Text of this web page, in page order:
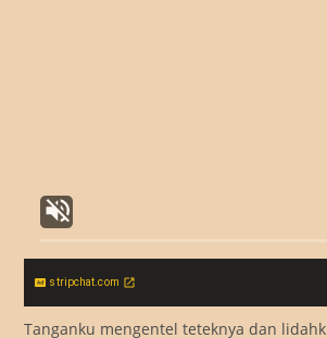
stripchat.com
Tanganku mengentel teteknya dan